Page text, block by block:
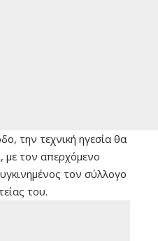
την τεχνική ηγεσία θα
με τον απερχόμενο
τον σύλλογο
του.